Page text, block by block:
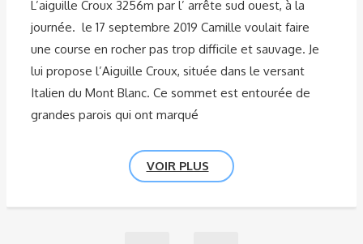
L’aiguille Croux 3256m par l’ arrête sud ouest, à la
journée. le 17 septembre 2019 Camille voulait faire
une course en rocher pas trop difficile et sauvage. Je
lui propose l’Aiguille Croux, située dans le versant
Italien du Mont Blanc. Ce sommet est entourée de
grandes parois qui ont marqué
VOIR PLUS